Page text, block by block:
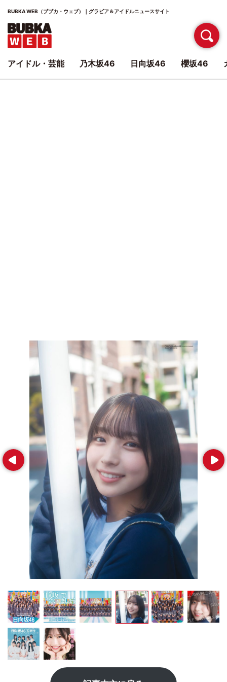
BUBKA WEB（ブブカ・ウェブ）｜グラビア＆アイドルニュースサイト
Prev Next
アイドル・芸能 乃木坂46 日向坂46 櫻坂46